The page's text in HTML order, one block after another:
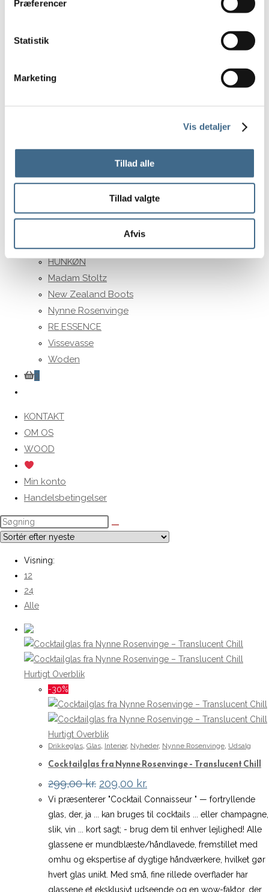
Præferencer
Statistik
Marketing
Vis detaljer
Tillad alle
Tillad valgte
Afvis
Udsalg
Gavekort
Basic Apparel
CARE BY ME
HABIBA
HUNKØN
Madam Stoltz
New Zealand Boots
Nynne Rosenvinge
RE.ESSENCE
Vissevasse
Woden
0
search
KONTAKT
OM OS
WOOD
Min konto
Handelsbetingelser
Visning:
12
24
Alle
Hurtigt Overblik
-30%
Hurtigt Overblik
Drikkeglas, Glas, Interiør, Nyheder, Nynne Rosenvinge, Udsalg
Cocktailglas fra Nynne Rosenvinge – Translucent Chill
299,00kr. Den
oprindelige
pris
var:
299,00 kr..
209,00 kr.
aktuelle
pris
er:
209,00 kr..
Vi præsenterer "Cocktail Connaisseur " — fortryllende
glas, der, ja ... kan bruges til cocktails ... eller champagne,
slik, vin ... kort sagt; - brug dem til enhver lejlighed! Alle
glassene er mundblæste/håndlavede, fremstillet med
omhu og ekspertise af dygtige håndværkere, hvilket gør
hvert glas unikt. Med små, fine rillede overflader har
glassene et eksklusivt udseende og en wow-faktor, der